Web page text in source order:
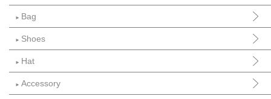
► Bag
► Shoes
► Hat
► Accessory